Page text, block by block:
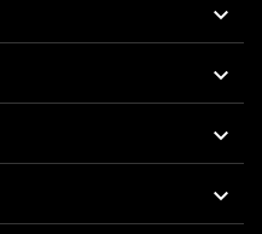



